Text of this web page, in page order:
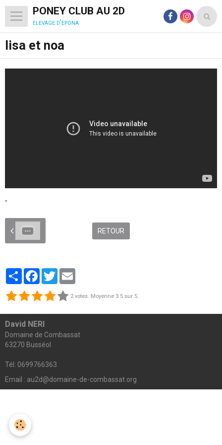
PONEY CLUB AU 2D
elevage d'epona
lisa et noa
"
RETOUR
PartagerFacebook
Twitter
2votes. Moyenne 3.5 sur 5.
David NERI
Domaine de Combassat
63270 Busséol
Tél: 0699766363
Email : au2d@domaine-de-combassat.org